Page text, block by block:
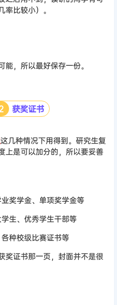
比较小）。
，所以最好保存一份。
获奖证书
这几种情况下用得到。研究生复
上是可以加分的，所以要妥善
奖学金、单项奖学金等
生、优秀学生干部等
种校级比赛证书等
奖证书那一页，封面并不是很